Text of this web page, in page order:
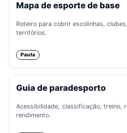
Mapa de esporte de base
Roteiro para cobrir escolinhas,
territórios.
Pauta
Guia de paradesporto
Acessibilidade, classificação, treino,
rendimento.